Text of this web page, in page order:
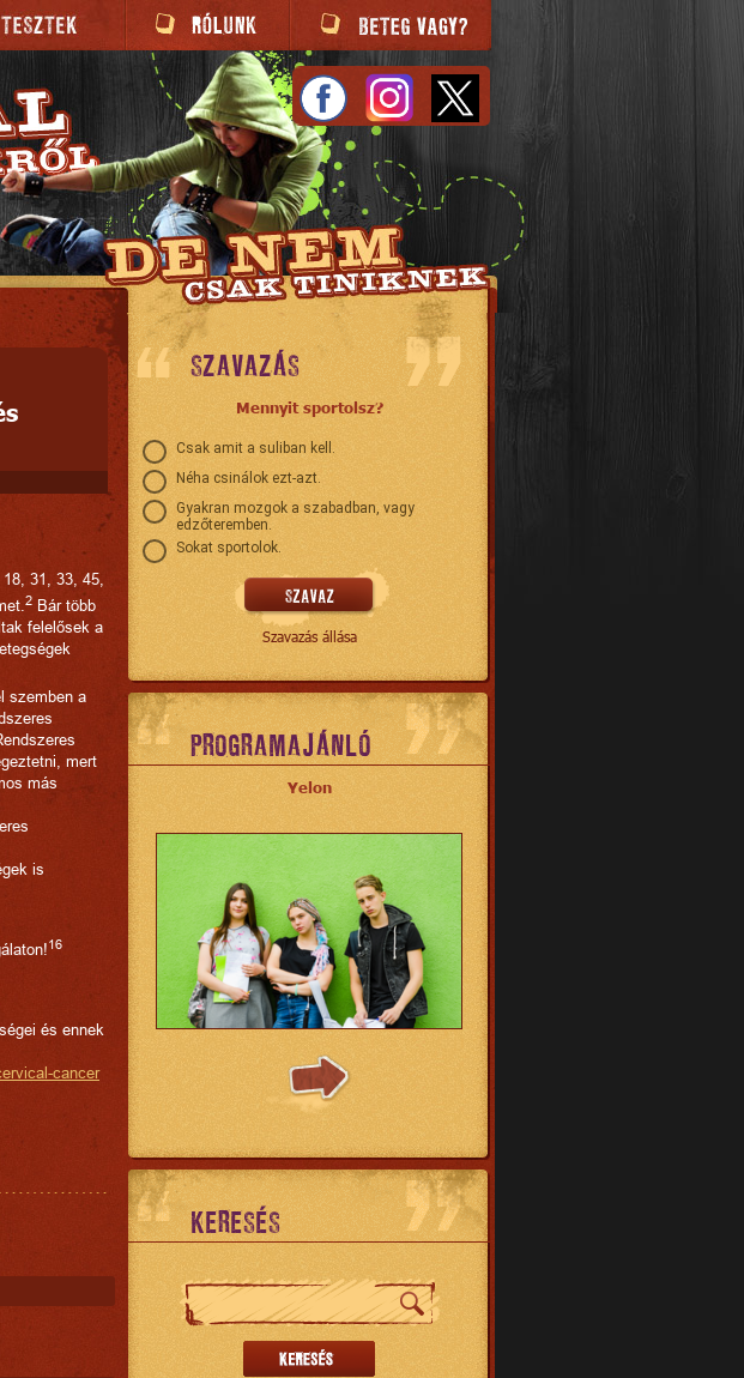
31, 33, 45,
2 Bár több
felelősek a
szemben a
mert
más
is
16
és ennek
cancer
SZAVAZÁS
Mennyit sportolsz?
Csak amit a suliban kell.
Néha csinálok ezt-azt.
Gyakran mozgok a szabadban, vagy
edzőteremben.
Sokat sportolok.
Szavazás állása
PROGRAMAJÁNLÓ
Yelon
KERESÉS